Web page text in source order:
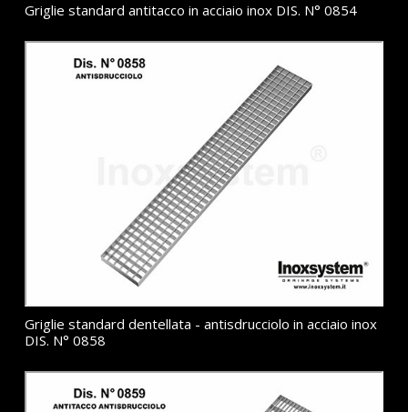
Griglie standard antitacco in acciaio inox DIS. N° 0854
Griglie standard dentellata - antisdrucciolo in acciaio inox
DIS. N° 0858